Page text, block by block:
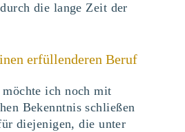
die lange Zeit der
erfüllenderen Beruf
ich noch mit
Bekenntnis schließen
diejenigen, die unter